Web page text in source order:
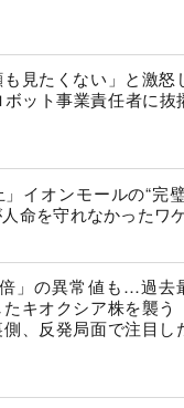
見たくない」と激怒
ット事業責任者に抜
」イオンモールの“完
命を守れなかったワ
倍」の異常値も…過去
キオクシア株を襲う
、反発局面で注目し